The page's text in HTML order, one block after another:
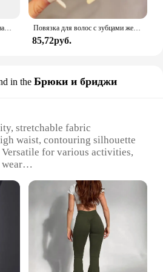
Барби Рождественская кукольная одежда спальные мешки плюшевые пижамные аксессуары кукольная одежда для куклы Барби и 1/6 искусственная кукла игрушка для девочки Повязка для волос с зубцами женская, Простой яркий матовый обруч для волос со сломанными волосами, модный аксессуар на голову
85,72руб.
in the Брюки и бриджи
stretchable fabric
waist, contouring silhouette
Versatile for various activities,
to plus-size
or Quantity: Available in
Moisture-wicking,